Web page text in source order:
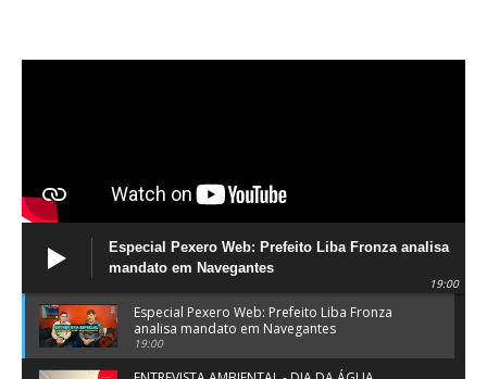
Especial Pexero Web: Prefeito Liba Fronza analisa
mandato em Navegantes
19:00
Especial Pexero Web: Prefeito Liba Fronza
analisa mandato em Navegantes
19:00